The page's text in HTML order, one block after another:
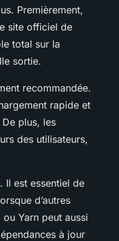
Premièrement,
site officiel de
total sur la
sortie.
recommandée.
rapide et
plus, les
des utilisateurs,
Il est essentiel de
d’autres
Yarn peut aussi
à jour